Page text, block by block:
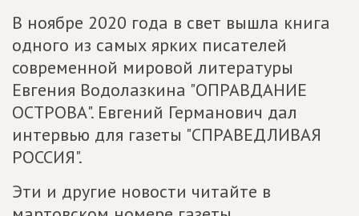
В ноябре 2020 года в свет вышла книга
одного из самых ярких писателей
современной мировой литературы
Евгения Водолазкина "ОПРАВДАНИЕ
ОСТРОВА". Евгений Германович дал
интервью для газеты "СПРАВЕДЛИВАЯ
РОССИЯ".
Эти и другие новости читайте в